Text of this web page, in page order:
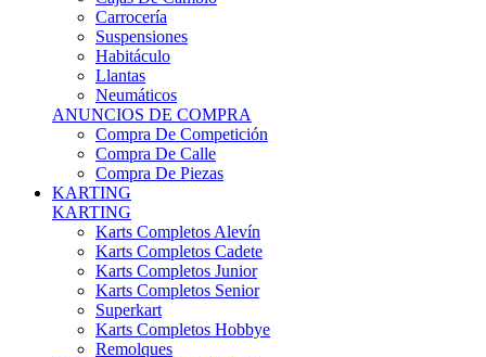
Suspensiones
Habitáculo
Llantas
Neumáticos
ANUNCIOS DE COMPRA
Compra De Competición
Compra De Calle
Compra De Piezas
KARTING
KARTING
Karts Completos Alevín
Karts Completos Cadete
Karts Completos Junior
Karts Completos Senior
Superkart
Karts Completos Hobbye
Remolques
PIEZAS Y EQUIPACIONES